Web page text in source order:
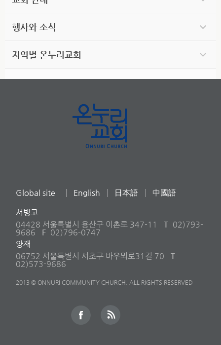
행사와 소식
지역별 온누리교회
Global site English 日本語 中國語
서빙고
04428 서울특별시 용산구 이촌로 347-11
T 02)793-
9686
F 02)796-0747
양재
06752 서울특별시 서초구 바우뫼로31길 70
T
02)573-9686
2013 © ONNURI COMMUNITY CHURCH. ALL RIGHTS RESERVED